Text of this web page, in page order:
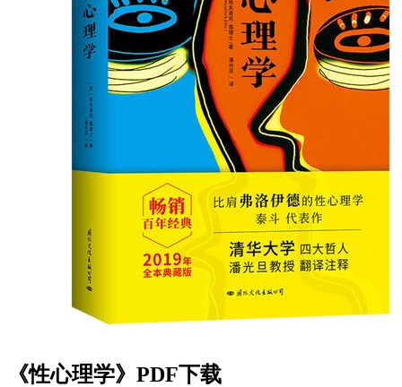
《性心理学》PDF下载